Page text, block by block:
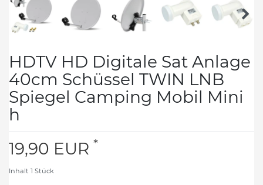
HDTV HD Digitale Sat Anlage
40cm Schüssel TWIN LNB
Spiegel Camping Mobil Mini
h
19,90 EUR *
Inhalt 1 Stück